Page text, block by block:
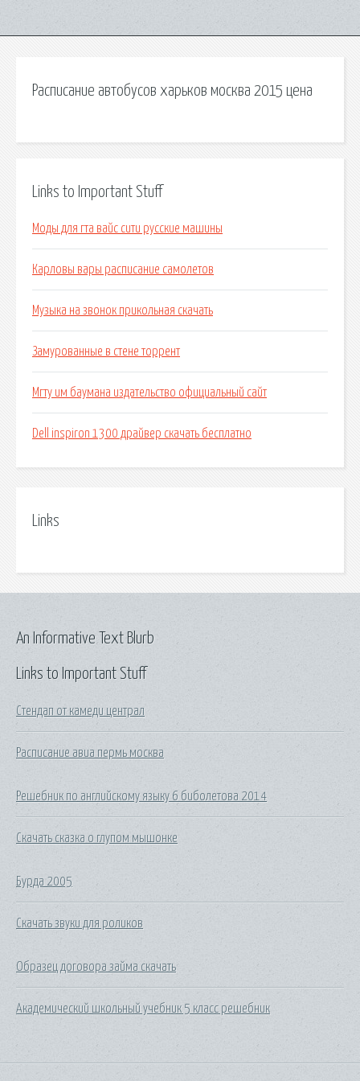
Расписание автобусов харьков москва 2015 цена
Links to Important Stuff
Моды для гта вайс сити русские машины
Карловы вары расписание самолетов
Музыка на звонок прикольная скачать
Замурованные в стене торрент
Мгту им баумана издательство официальный сайт
Dell inspiron 1300 драйвер скачать бесплатно
Links
Links to Important Stuff
Стендап от камеди централ
Расписание авиа пермь москва
Решебник по английскому языку 6 биболетова 2014
Скачать сказка о глупом мышонке
Бурда 2005
Скачать звуки для роликов
Образец договора займа скачать
Академический школьный учебник 5 класс решебник
An Informative Text Blurb